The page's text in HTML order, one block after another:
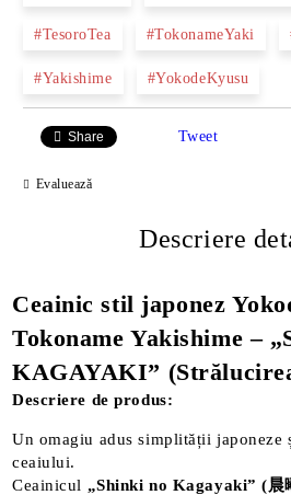
#TesoroTea #TokonameYaki
#Yakishime #YokodeKyusu
Share Tweet
Evaluează
Descriere
Ceainic stil japonez
Tokoname Yakishime –
KAGAYAKI”
Descriere de produs:
Un omagiu adus simplității japoneze
ceaiului.
Ceainicul „Shinki no Kagayaki” (